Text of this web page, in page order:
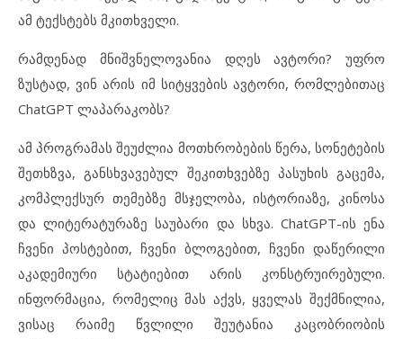
ამ ტექსტებს მკითხველი.
რამდენად მნიშვნელოვანია დღეს ავტორი? უფრო
ზუსტად, ვინ არის იმ სიტყვების ავტორი, რომლებითაც
ChatGPT ლაპარაკობს?
ამ პროგრამას შეუძლია მოთხრობების წერა, სონეტების
შეთხზვა, განსხვავებულ შეკითხვებზე პასუხის გაცემა,
კომპლექსურ თემებზე მსჯელობა, ისტორიაზე, კინოსა
და ლიტერატურაზე საუბარი და სხვა. ChatGPT-ის ენა
ჩვენი პოსტებით, ჩვენი ბლოგებით, ჩვენი დაწერილი
აკადემიური სტატიებით არის კონსტრუირებული.
ინფორმაცია, რომელიც მას აქვს, ყველას შექმნილია,
ვისაც რაიმე წვლილი შეუტანია კაცობრიობის